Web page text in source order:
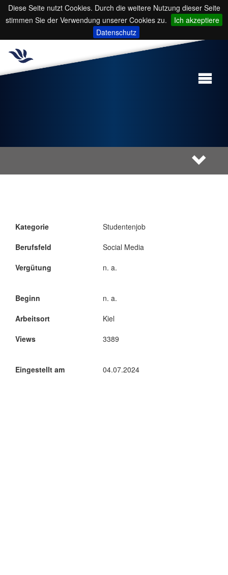
Diese Seite nutzt Cookies. Durch die weitere Nutzung dieser Seite
stimmen Sie der Verwendung unserer Cookies zu.
Ich akzeptiere
Datenschutz
Kategorie
Berufsfeld
Vergütung
Studentenjob
Social Media
n. a.
Beginn
Arbeitsort
Views
n. a.
Kiel
3389
Eingestellt am 04.07.2024